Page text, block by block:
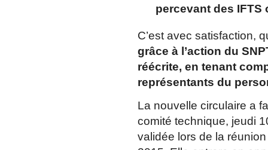
percevant des IFTS
C’est avec satisfaction,
grâce à l’action du
réécrite, en tenant
représentants du
La nouvelle circulaire a
comité technique, jeudi
validée lors de la